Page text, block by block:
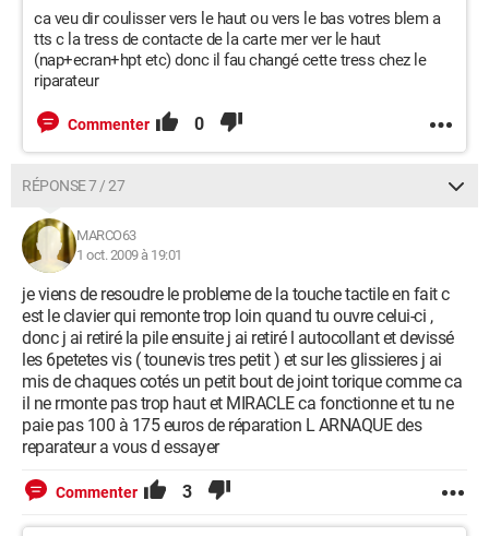
ca veu dir coulisser vers le haut ou vers le bas votres blem a
tts c la tress de contacte de la carte mer ver le haut
(nap+ecran+hpt etc) donc il fau changé cette tress chez le
riparateur
Commenter 0
RÉPONSE 7 / 27
MARCO63
1 oct. 2009 à 19:01
je viens de resoudre le probleme de la touche tactile en fait c
est le clavier qui remonte trop loin quand tu ouvre celui-ci ,
donc j ai retiré la pile ensuite j ai retiré l autocollant et devissé
les 6petetes vis ( tounevis tres petit ) et sur les glissieres j ai
mis de chaques cotés un petit bout de joint torique comme ca
il ne rmonte pas trop haut et MIRACLE ca fonctionne et tu ne
paie pas 100 à 175 euros de réparation L ARNAQUE des
reparateur a vous d essayer
Commenter 3